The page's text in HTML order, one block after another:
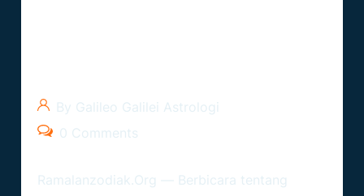
By Galileo Galilei Astrologi
0 Comments
Ramalanzodiak.org
— Berbicara tentang